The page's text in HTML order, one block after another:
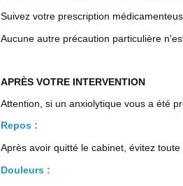
Suivez votre prescription
Aucune autre précaution particulière
APRÈS VOTRE INTERVENTION
Attention, si un anxiolytique vous a été
Repos :
Après avoir quitté le cabinet, évitez toute
Douleurs :